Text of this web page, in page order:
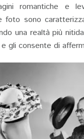
romantiche e
foto sono
una realtà più
gli consente di